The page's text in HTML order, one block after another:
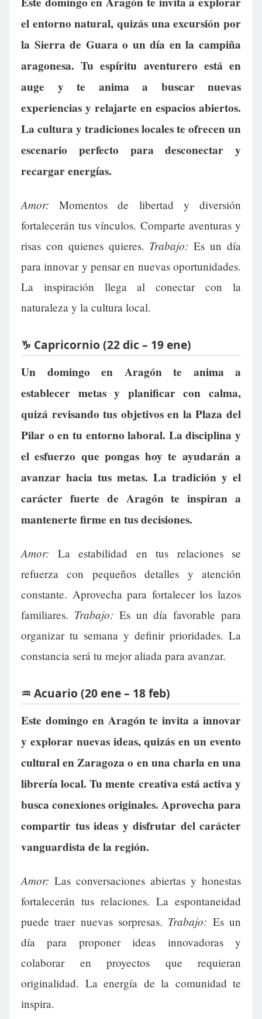
el entorno natural, quizás una excursión por
la Sierra de Guara o un día en la campiña
aragonesa. Tu espíritu aventurero está en
auge y te anima a buscar nuevas
experiencias y relajarte en espacios abiertos.
La cultura y tradiciones locales te ofrecen un
escenario perfecto para desconectar y
recargar energías.
Amor: Momentos de libertad y diversión
fortalecerán tus vínculos. Comparte aventuras y
risas con quienes quieres. Trabajo: Es un día
para innovar y pensar en nuevas oportunidades.
La inspiración llega al conectar con la
naturaleza y la cultura local.
♑ Capricornio (22 dic – 19 ene)
Un domingo en Aragón te anima a
establecer metas y planificar con calma,
quizá revisando tus objetivos en la Plaza del
Pilar o en tu entorno laboral. La disciplina y
el esfuerzo que pongas hoy te ayudarán a
avanzar hacia tus metas. La tradición y el
carácter fuerte de Aragón te inspiran a
mantenerte firme en tus decisiones.
Amor: La estabilidad en tus relaciones se
refuerza con pequeños detalles y atención
constante. Aprovecha para fortalecer los lazos
familiares. Trabajo: Es un día favorable para
organizar tu semana y definir prioridades. La
constancia será tu mejor aliada para avanzar.
♒ Acuario (20 ene – 18 feb)
Este domingo en Aragón te invita a innovar
y explorar nuevas ideas, quizás en un evento
cultural en Zaragoza o en una charla en una
librería local. Tu mente creativa está activa y
busca conexiones originales. Aprovecha para
compartir tus ideas y disfrutar del carácter
vanguardista de la región.
Amor: Las conversaciones abiertas y honestas
fortalecerán tus relaciones. La espontaneidad
puede traer nuevas sorpresas. Trabajo: Es un
día para proponer ideas innovadoras y
colaborar en proyectos que requieran
originalidad. La energía de la comunidad te
inspira.